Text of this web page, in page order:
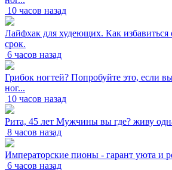
10 часов назад
Лайфхак для худеющих. Как избавиться
срок.
6 часов назад
Грибок ногтей? Попробуйте это, если
ног...
10 часов назад
Рита, 45 лет Мужчины вы где? живу
8 часов назад
Императорские пионы - гарант уюта и
6 часов назад